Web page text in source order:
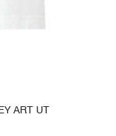
ART UT